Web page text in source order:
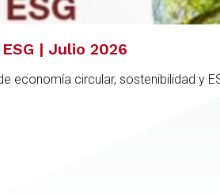
| Julio 2026
economía circular, sostenibilidad y